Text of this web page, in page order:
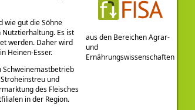
wie gut die Söhne
Es ist
werden. Daher wird
Heinen-Esser.
Schweinemastbetrieb
und
des Fleisches
in der Region.
aus den Bereichen Agrar-
und
Ernährungswissenschaften